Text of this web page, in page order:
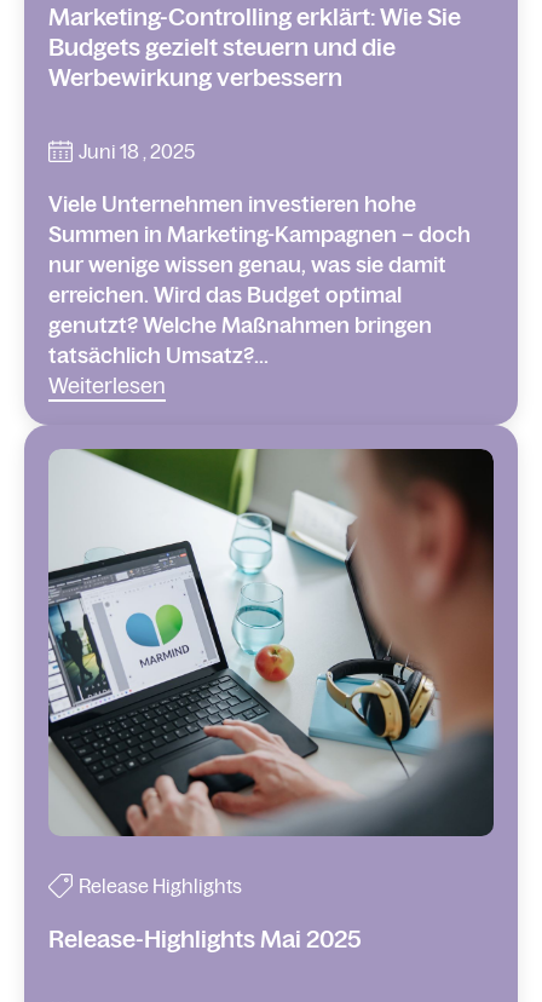
Marketing-Controlling erklärt: Wie Sie
Budgets gezielt steuern und die
Werbewirkung verbessern
Juni 18 , 2025
Viele Unternehmen investieren hohe
Summen in Marketing-Kampagnen – doch
nur wenige wissen genau, was sie damit
erreichen. Wird das Budget optimal
genutzt? Welche Maßnahmen bringen
tatsächlich Umsatz?...
Weiterlesen
Release Highlights
Release-Highlights Mai 2025